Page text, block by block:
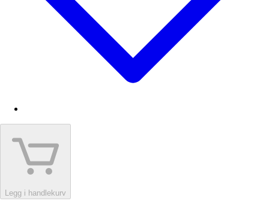
Legg i handlekurv